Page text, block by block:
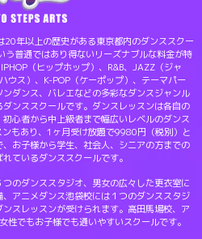
20年以上の歴史がある東京都内のダンススクー
普通ではあり得ないリーズナブルな料金が特
（ヒップホップ）、R&B、JAZZ（ジャ
ウス）、K-POP（ケーポップ）、テーマパー
ダンス、バレエなどの多彩なダンスジャンル
ンススクールです。ダンスレッスンは各自の
心者から中上級者まで幅広いレベルのダンス
もあり、1ヶ月受け放題で9980円（税別）と
お子様から学生、社会人、シニアの方までの
ているダンススクールです。
のダンススタジオ、男女の広々した更衣室に
アニメダンス池袋校には１つのダンススタジ
スレッスンが受けられます。高田馬場校、ア
性でもお子様でも通いやすいスクールです。